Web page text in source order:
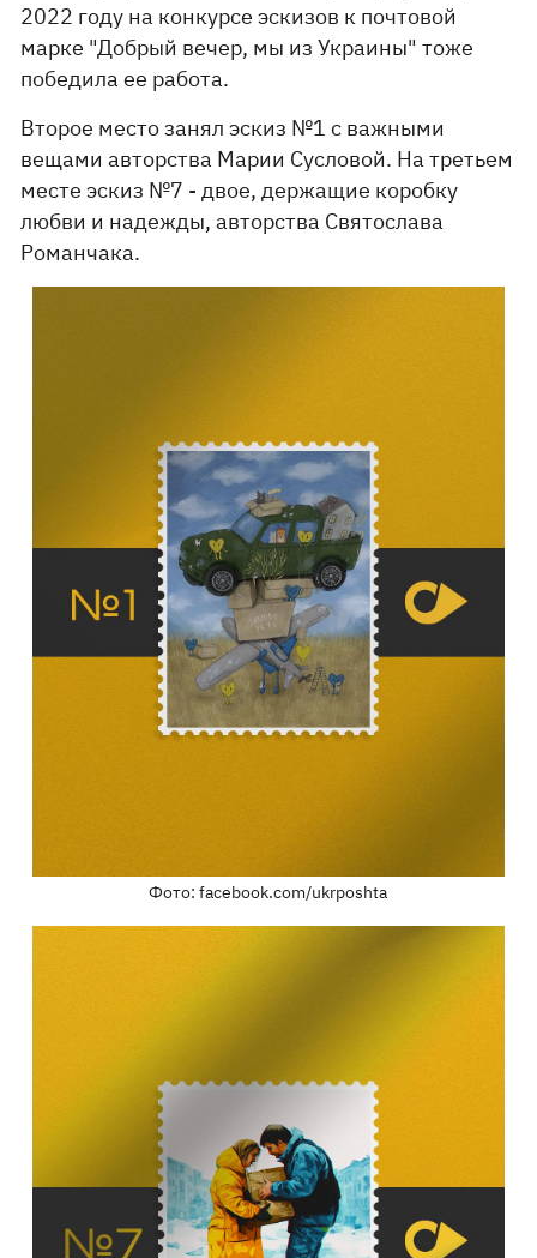
2022 году на конкурсе эскизов к почтовой
марке "Добрый вечер, мы из Украины" тоже
победила ее работа.
Второе место занял эскиз №1 с важными
вещами авторства Марии Сусловой. На третьем
месте эскиз №7 - двое, держащие коробку
любви и надежды, авторства Святослава
Романчака.
Фото: facebook.com/ukrposhta